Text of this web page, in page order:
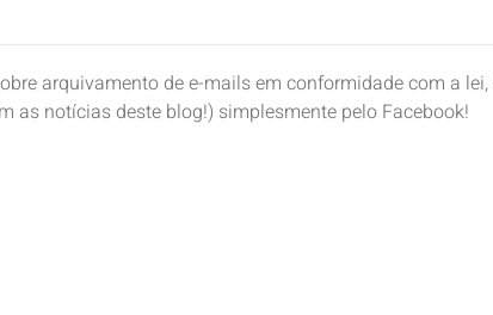
arquivamento de e-mails em conformidade com a lei,
as notícias deste blog!) simplesmente pelo Facebook!